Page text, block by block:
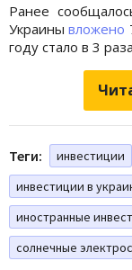
Ранее
Украинывложено
году стало в 3
Теги: инвестиции
инвестиции в
иностранные
солнечные